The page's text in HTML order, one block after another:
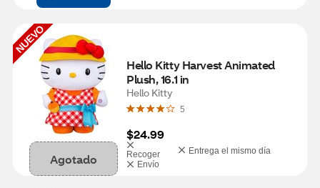
NUEVO
Agotado
Hello Kitty Harvest Animated
Plush, 16.1 in
Hello Kitty
5
$24.99
Recoger
Entrega el mismo día
Envío